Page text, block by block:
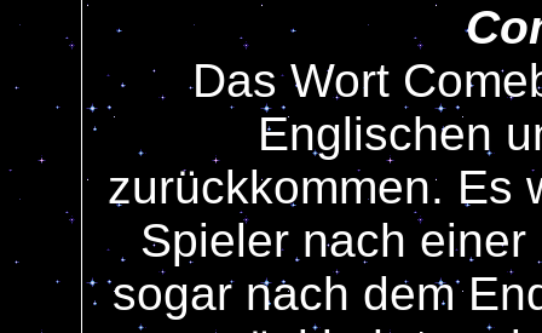
Das Wort
Englischen
zurückkommen. Es
Spieler nach
sogar nach dem